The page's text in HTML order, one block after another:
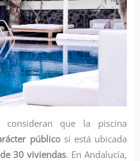
consideran que la piscina
públicosi está ubicada
30 viviendas. En Andalucía,